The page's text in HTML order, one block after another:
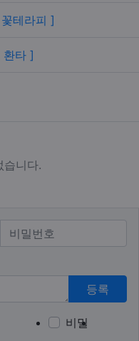
테라피 ]
환타 ]
습니다.
번호필수
등록
비밀